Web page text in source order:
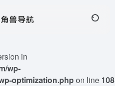
in
wp-
optimization.phpon line 108